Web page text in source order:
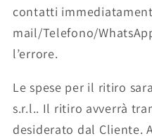
contatti
mail/Telefono/
l’errore.
Le spese per il ritiro
s.r.l.. Il ritiro avverrà
desiderato dal Cliente.